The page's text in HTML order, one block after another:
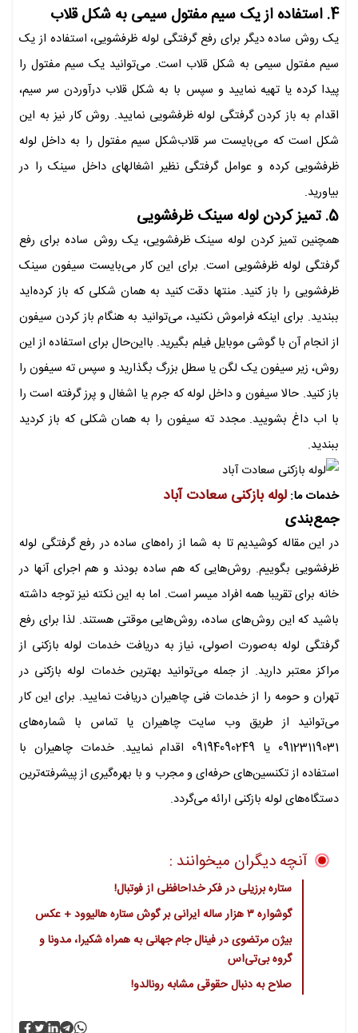
4. استفاده از یک سیم مفتول سیمی به شکل قلاب
یک روش ساده دیگر برای رفع گرفتگی لوله ظرفشویی، استفاده از یک
سیم مفتول سیمی به شکل قلاب است. می‌توانید یک سیم مفتول را
پیدا کرده یا تهیه نمایید و سپس با به شکل قلاب درآوردن سر سیم،
اقدام به باز کردن گرفتگی لوله ظرفشویی نمایید. روش کار نیز به این
شکل است که می‌بایست سر قلاب‌شکل سیم مفتول را به داخل لوله
ظرفشویی کرده و عوامل گرفتگی نظیر اشغال‎های داخل سینک را در
بیاورید.
5. تمیز کردن لوله سینک ظرفشویی
همچنین تمیز کردن لوله سینک ظرفشویی، یک روش ساده برای رفع
گرفتگی لوله ظرفشویی است. برای این کار می‌بایست سیفون سینک
ظرفشویی را باز کنید. منتها دقت کنید به همان شکلی که باز کرده‌اید
ببندید. برای اینکه فراموش نکنید، می‌توانید به هنگام باز کردن سیفون
از انجام آن با گوشی موبایل فیلم بگیرید. بااین‌حال برای استفاده از این
روش، زیر سیفون یک لگن یا سطل بزرگ بگذارید و سپس ته سیفون را
باز کنید. حالا سیفون و داخل لوله که جرم یا اشغال و پرز گرفته است را
با اب داغ بشویید. مجدد ته سیفون را به همان شکلی که باز کردید
ببندید.
خدمات ما: لوله بازکنی سعادت آباد
جمع‌بندی
در این مقاله کوشیدیم تا به شما از راه‌های ساده در رفع گرفتگی لوله
ظرفشویی بگوییم. روش‌هایی که هم ساده بودند و هم اجرای آنها در
خانه برای تقریبا همه افراد میسر است. اما به این نکته نیز توجه داشته
باشید که این روش‌های ساده، روش‌هایی موقتی هستند. لذا برای رفع
گرفتگی لوله به‌صورت اصولی، نیاز به دریافت خدمات لوله بازکنی از
مراکز معتبر دارید. از جمله می‌توانید بهترین خدمات لوله بازکنی در
تهران و حومه را از خدمات فنی چاهیران دریافت نمایید. برای این کار
می‌توانید از طریق وب سایت چاهیران یا تماس با شماره‌های
09123119031 یا 09194090249 اقدام نمایید. خدمات چاهیران با
استفاده از تکنسین‌های حرفه‌ای و مجرب و با بهره‌گیری از پیشرفته‌ترین
دستگاه‌های لوله بازکنی ارائه می‌گردد.
آنچه دیگران میخوانند :
ستاره برزیلی در فکر خداحافظی از فوتبال!
گوشواره ۳ هزار ساله ایرانی بر گوش ستاره هالیوود + عکس
بیژن مرتضوی در فینال جام جهانی به همراه شکیرا، مدونا و
گروه بی‌تی‌اس
صلاح به دنبال حقوقی مشابه رونالدو!